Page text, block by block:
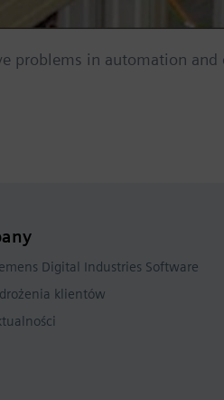
problems in automation
Digital Industries Software
klientów